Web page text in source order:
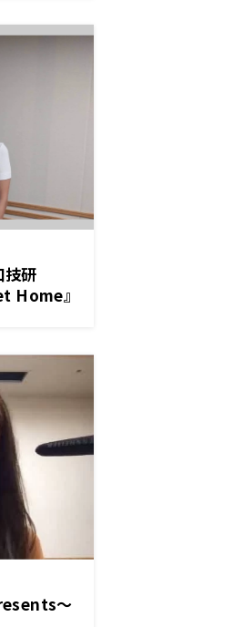
技研
Home』
～